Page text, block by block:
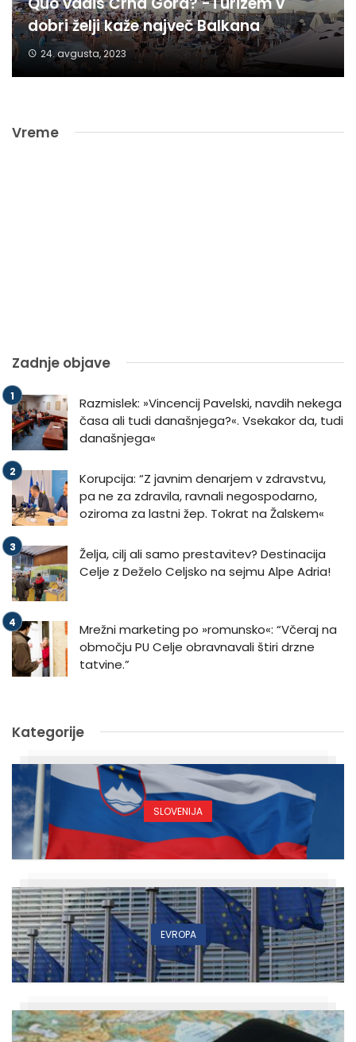
dobri želji kaže največ Balkana
24. avgusta, 2023
Vreme
Zadnje objave
Razmislek: »Vincencij Pavelski, navdih nekega
časa ali tudi današnjega?«. Vsekakor da, tudi
današnjega«
Korupcija: “Z javnim denarjem v zdravstvu,
pa ne za zdravila, ravnali negospodarno,
oziroma za lastni žep. Tokrat na Žalskem«
Želja, cilj ali samo prestavitev? Destinacija
Celje z Deželo Celjsko na sejmu Alpe Adria!
Mrežni marketing po »romunsko«: “Včeraj na
območju PU Celje obravnavali štiri drzne
tatvine.”
Kategorije
SLOVENIJA
EVROPA